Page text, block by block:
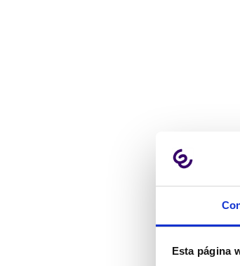
Esta página